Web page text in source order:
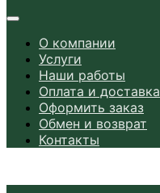
О компании
Услуги
Наши работы
Оплата и доставка
Оформить заказ
Обмен и возврат
Контакты